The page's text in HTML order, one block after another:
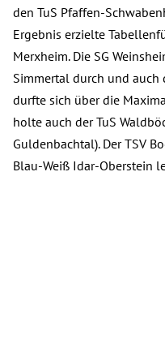
den TuS Pfaffen-
Ergebnis erzielte
Merxheim. Die SG
Simmertal durch und auch
durfte sich über die
holte auch der TuS
Guldenbachtal). Der TSV
Blau-Weiß Idar-Oberstein